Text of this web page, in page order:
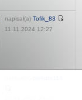
napisał(a) Tofik_83
11.11.2024 12:27